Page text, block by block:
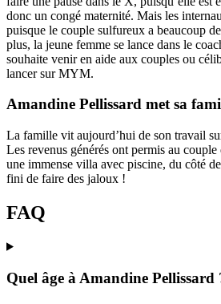
donc un congé maternité. Mais les
puisque le couple sulfureux a beaucoup
plus, la jeune femme se lance dans le
souhaite venir en aide aux couples ou
lancer sur MYM.
Amandine Pellissard met sa
La famille vit aujourd’hui de son travail
Les revenus générés ont permis au
une immense villa avec piscine, du côté
fini de faire des jaloux !
FAQ
Quel âge à Amandine Pellissard